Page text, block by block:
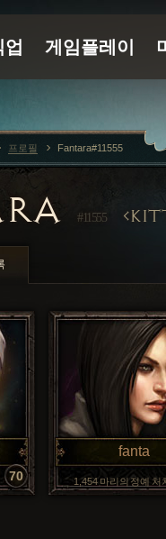
#11555
70
fanta
1,454 마리의 정예 처
프로필 Fantara#11555